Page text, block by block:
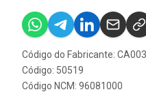
Código do Fabricante:
Código: 50519
Código NCM: 96081000